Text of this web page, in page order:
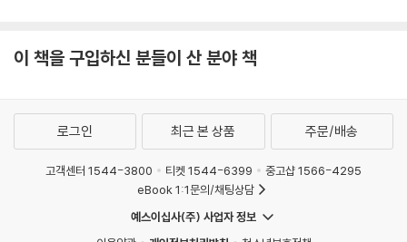
녹여 내고 있으며, 사회 문제에 대한 지적뿐만이 아니라, 상처받은 자존심
고, 두려움을 불러일으키기도 하고, 때로는 철학적인 주요 테마가 그들의
입을 통해 언급되기도 한다. 레베데프의 묵시록 해석이 그러하고, 이폴리
트의 자연법칙과 자유의지의 테마가 그러하다. 그것은 도스토옙스키의 전
작품을 관통하는 거대 테마들이다.
이 책을 구입하신 분들이 산 분야 책
로그인 최근 본 상품 주문/배송
고객센터 1544-3800 티켓 1544-6399
중고샵 1566-4295
eBook 1:1문의/채팅상담
예스이십사(주) 사업자 정보